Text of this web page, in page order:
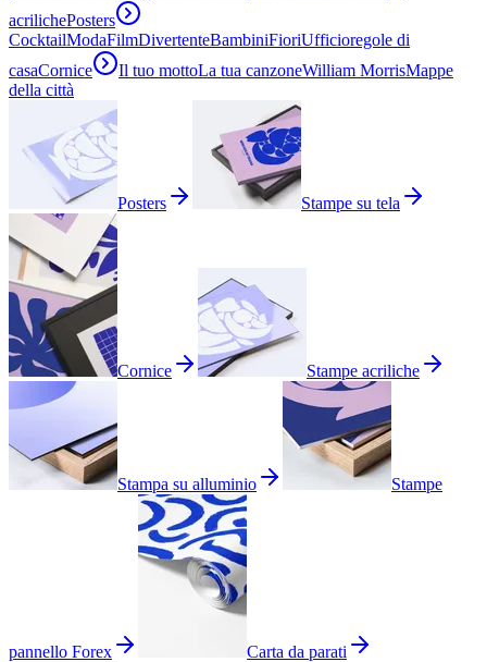
acrilichePosters
CocktailModaFilmDivertenteBambiniFioriUfficioregole di
casaCornice Il tuo mottoLa tua canzoneWilliam MorrisMappe
della città
Posters Stampe su tela
Cornice Stampe acriliche
Stampa su alluminio Stampe
pannello Forex Carta da parati